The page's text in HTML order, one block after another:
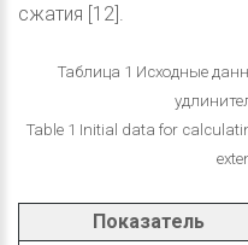
сжатия [12].
Таблица 1 Исходные
Table 1 Initial data for
Показатель